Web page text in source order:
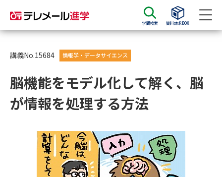
学問検索 資料請求BOX
資料請求
大学・短大の資料種類から請求
総合型選抜・学校推薦型選抜 募
集要項＆願書
大学入学共通テスト利用選抜の
募集要項＆願書
講義No.15684 情報学・データサイエンス
脳機能をモデル化して解く、脳
が情報を処理する方法